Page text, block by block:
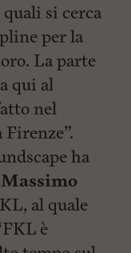
si cerca
per la
La parte
qui al
nel
Firenze”.
ha
Massimo
al quale
è